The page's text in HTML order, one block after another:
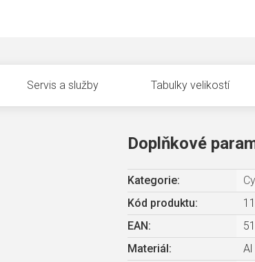
Servis a služby Tabulky velikostí
Doplňkové
Kategorie:
Kód produktu:
EAN :
Materiál :
Al